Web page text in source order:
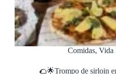
Comidas, Vida
🌮🌟Trompo de sirloin